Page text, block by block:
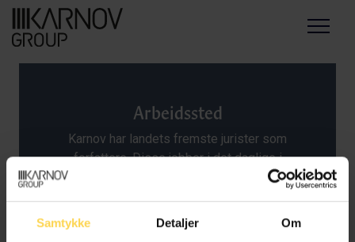
Samtykke Detaljer Om
Menu
Arbeidssted
Karnov har landets fremste jurister som
forfattere. Disse jobber i det daglige i
akademia, domstolene, forvaltningen og det
innen sitt rettsområde. Med detaljoversikt,
presisjon og stringent språkføring